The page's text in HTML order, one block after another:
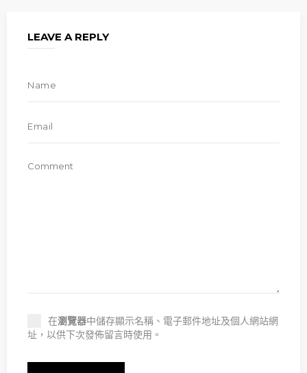
LEAVE A REPLY
在瀏覽器中儲存顯示名稱、電子郵件地址及個人網站網
址，以供下次發佈留言時使用。